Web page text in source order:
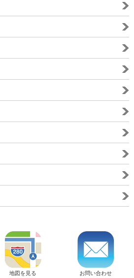
地図を見る お問い合わせ